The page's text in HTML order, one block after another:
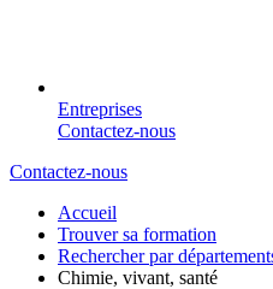
Entreprises
Contactez-nous
Contactez-nous
Accueil
Trouver sa formation
Rechercher par
Chimie, vivant, santé